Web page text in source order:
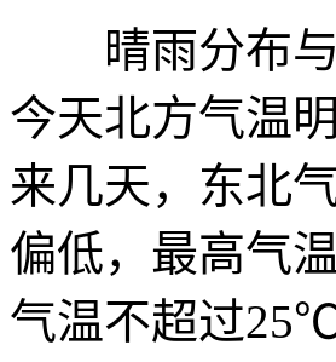
晴雨分布与
今天北方气温
来几天，东北
偏低，最高气
气温不超过